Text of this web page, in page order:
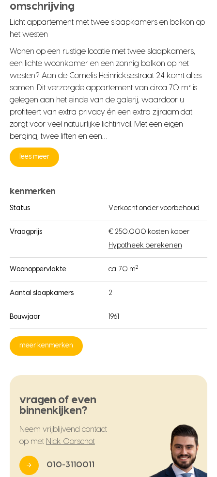
omschrijving
Licht appartement met twee slaapkamers en balkon op
het westen
Wonen op een rustige locatie met twee slaapkamers,
een lichte woonkamer en een zonnig balkon op het
westen? Aan de Cornelis Heinricksestraat 24 komt alles
samen. Dit verzorgde appartement van circa 70 m² is
gelegen aan het einde van de galerij, waardoor u
profiteert van extra privacy én een extra zijraam dat
zorgt voor veel natuurlijke lichtinval. Met een eigen
berging, twee liften en een…
lees meer
kenmerken
Status Verkocht onder voorbehoud
Vraagprijs
€ 250.000 kosten koper
Hypotheek berekenen
Woonoppervlakte ca. 70 m2
Aantal slaapkamers 2
Bouwjaar 1961
meer kenmerken
vragen of even
binnenkijken?
Neem vrijblijvend contact
op met Nick Oorschot
010-3110011